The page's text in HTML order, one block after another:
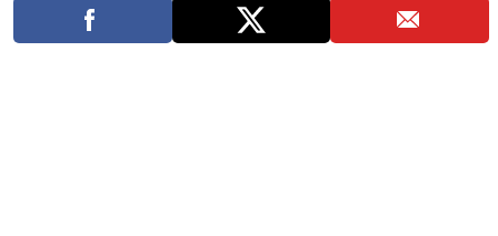
Destinations
Voyage nature
Voyage de noces